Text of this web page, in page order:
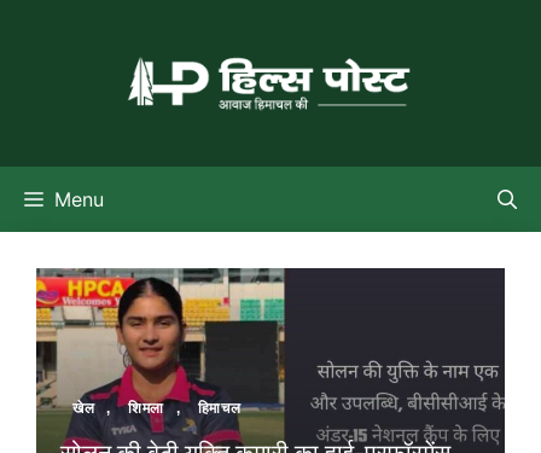
Menu
खेल , शिमला , हिमाचल